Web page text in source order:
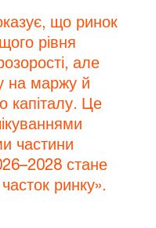
що ринок
рівня
але
на маржу й
капіталу. Це
частини
стане
ринку».